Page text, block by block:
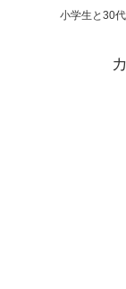
小学生と30